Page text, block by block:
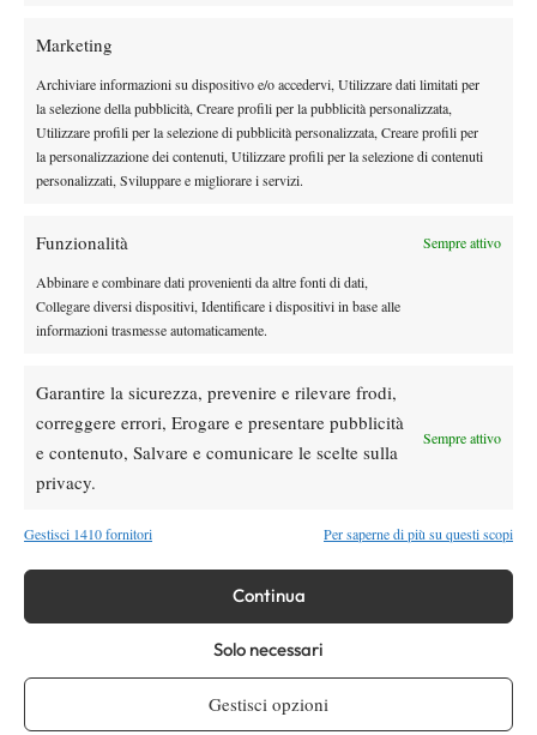
Marketing
Archiviare informazioni su dispositivo e/o accedervi, Utilizzare dati limitati per
la selezione della pubblicità, Creare profili per la pubblicità personalizzata,
Utilizzare profili per la selezione di pubblicità personalizzata, Creare profili per
la personalizzazione dei contenuti, Utilizzare profili per la selezione di contenuti
personalizzati, Sviluppare e migliorare i servizi.
Funzionalità Sempre attivo
Abbinare e combinare dati provenienti da altre fonti di dati,
Collegare diversi dispositivi, Identificare i dispositivi in base alle
informazioni trasmesse automaticamente.
Garantire la sicurezza, prevenire e rilevare frodi,
correggere errori, Erogare e presentare pubblicità
e contenuto, Salvare e comunicare le scelte sulla
privacy.
Sempre attivo
Gestisci 1410 fornitori Per saperne di più su questi scopi
Continua
Solo necessari
Gestisci opzioni
X
Instagram
Testata giornalistica
Editore:VIBES MEDIA SRL
, P.iva 14250480960
ENTRY LIST
ATP